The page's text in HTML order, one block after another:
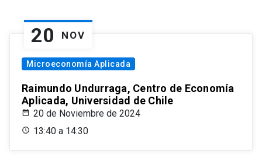
20 NOV
Microeconomía Aplicada
Raimundo Undurraga, Centro de Economía
Aplicada, Universidad de Chile
20 de Noviembre de 2024
13:40 a 14:30